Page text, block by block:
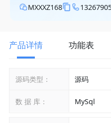
MXXXZ168
产品详情 功能表
源码类型： 源码
数 据 库： MySql